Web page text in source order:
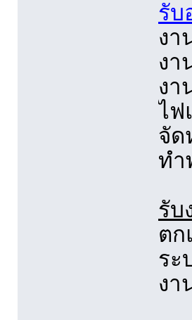
รับ
งา
งา
งา
ไฟ
จัด
ทำ
รับ
ตก
ระ
งา